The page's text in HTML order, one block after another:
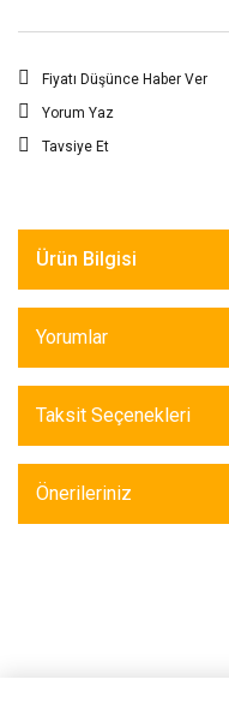
Fiyatı Düşünce Haber Ver
Yorum Yaz
Tavsiye Et
Ürün Bilgisi
Yorumlar
Taksit Seçenekleri
Önerileriniz